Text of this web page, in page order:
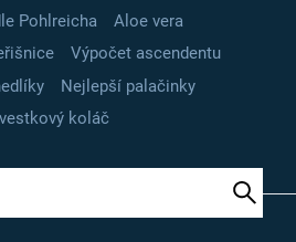
Pohlreicha
Aloe vera
Výpočet ascendentu
Nejlepší palačinky
koláč